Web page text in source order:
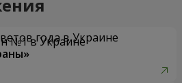
года в Украине